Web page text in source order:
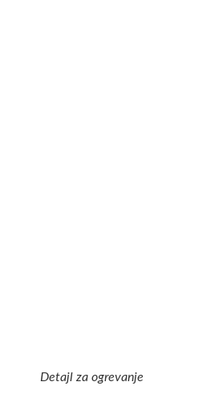
Detajl za ogrevanje